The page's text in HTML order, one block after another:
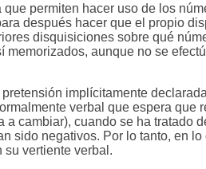
permiten hacer uso de los
después hacer que el propio
disquisiciones sobre qué
aunque no se
implícitamente
verbal que espera que
cambiar), cuando se ha tratado
sido negativos. Por lo tanto, en
vertiente verbal.